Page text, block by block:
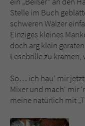
Stelle im Buch
schweren Wälzer
Einziges kleines
doch arg klein
Lesebrille zu
So… ich hau‘ mir
Mixer und mach‘ mir
meine natürlich mit